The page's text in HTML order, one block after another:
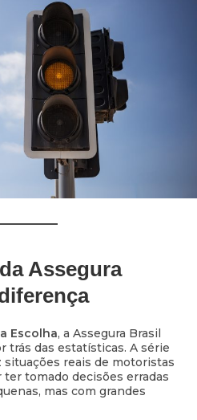
Assegura
Escolha, a Assegura Brasil
trás das estatísticas. A série
reais de motoristas
tomado decisões erradas
mas com grandes